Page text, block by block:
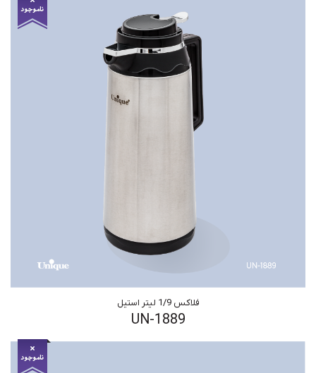
فلاکس 1/9 لیتر استیل
UN-1889